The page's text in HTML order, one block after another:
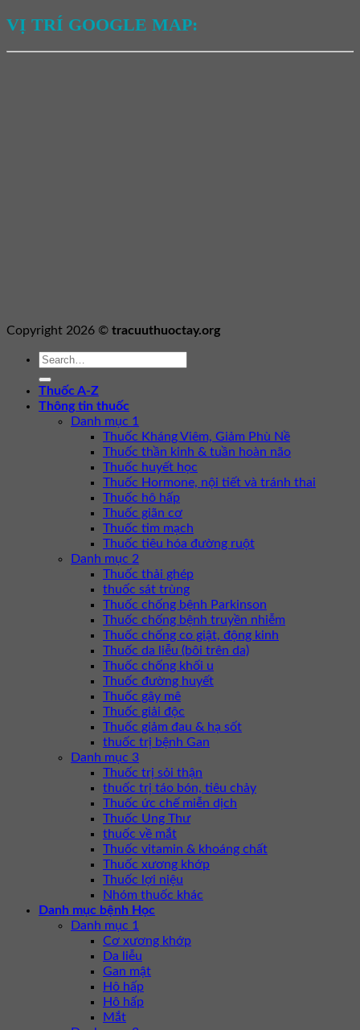
VỊ TRÍ GOOGLE MAP:
Copyright 2026 © tracuuthuoctay.org
Thuốc A-Z
Thông tin thuốc
Danh mục 1
Thuốc Kháng Viêm, Giảm Phù Nề
Thuốc thần kinh & tuần hoàn não
Thuốc huyết học
Thuốc Hormone, nội tiết và tránh thai
Thuốc hô hấp
Thuốc giãn cơ
Thuốc tim mạch
Thuốc tiêu hóa đường ruột
Danh mục 2
Thuốc thải ghép
thuốc sát trùng
Thuốc chống bệnh Parkinson
Thuốc chống bệnh truyền nhiễm
Thuốc chống co giật, động kinh
Thuốc da liễu (bôi trên da)
Thuốc chống khối u
Thuốc đường huyết
Thuốc gây mê
Thuốc giải độc
Thuốc giảm đau & hạ sốt
thuốc trị bệnh Gan
Danh mục 3
Thuốc trị sỏi thận
thuốc trị táo bón, tiêu chảy
Thuốc ức chế miễn dịch
Thuốc Ung Thư
thuốc về mắt
Thuốc vitamin & khoáng chất
Thuốc xương khớp
Thuốc lợi niệu
Nhóm thuốc khác
Danh mục bệnh Học
Danh mục 1
Cơ xương khớp
Da liễu
Gan mật
Hô hấp
Hô hấp
Mắt